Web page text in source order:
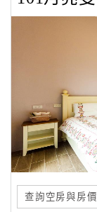
務
度
訂
單
管
查詢空房與房價